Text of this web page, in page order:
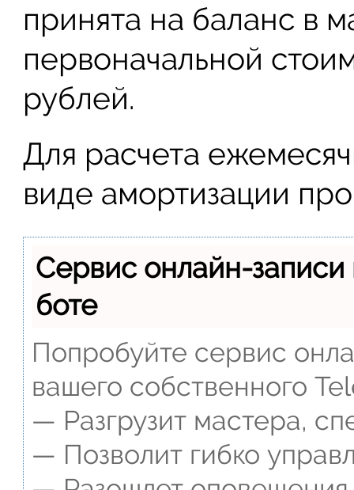
принята на баланс в
первоначальной
рублей.
Для расчета
виде амортизации
Сервис онлайн-
боте
Попробуйте сервис
вашего собственного
— Разгрузит мастера,
— Позволит гибко